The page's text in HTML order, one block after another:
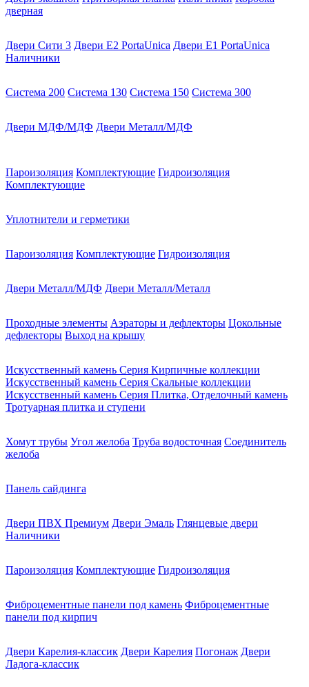
дверная
Двери Сити 3 Двери E2 PortaUnica Двери E1 PortaUnica
Наличники
Система 200 Система 130 Система 150 Система 300
Двери МДФ/МДФ Двери Металл/МДФ
Пароизоляция Комплектующие Гидроизоляция
Комплектующие
Уплотнители и герметики
Пароизоляция Комплектующие Гидроизоляция
Двери Металл/МДФ Двери Металл/Металл
Проходные элементы Аэраторы и дефлекторы Цокольные
дефлекторы Выход на крышу
Искусственный камень Серия Кирпичные коллекции
Искусственный камень Серия Скальные коллекции
Искусственный камень Серия Плитка, Отделочный камень
Тротуарная плитка и ступени
Хомут трубы Угол желоба Труба водосточная Соединитель
желоба
Панель сайдинга
Двери ПВХ Премиум Двери Эмаль Глянцевые двери
Наличники
Пароизоляция Комплектующие Гидроизоляция
Фиброцементные панели под камень Фиброцементные
панели под кирпич
Двери Карелия-классик Двери Карелия Погонаж Двери
Ладога-классик